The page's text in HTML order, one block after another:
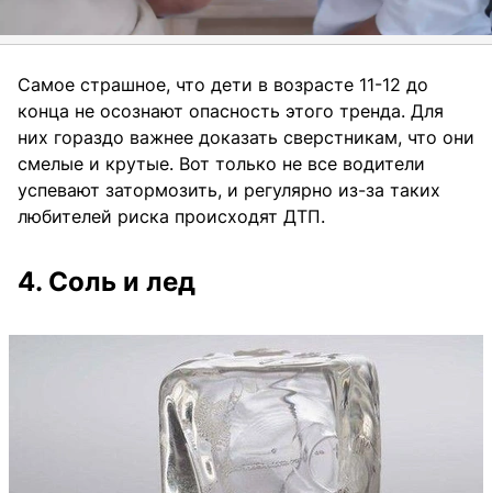
Самое страшное, что дети в возрасте 11-12 до
конца не осознают опасность этого тренда. Для
них гораздо важнее доказать сверстникам, что они
смелые и крутые. Вот только не все водители
успевают затормозить, и регулярно из-за таких
любителей риска происходят ДТП.
4. Соль и лед